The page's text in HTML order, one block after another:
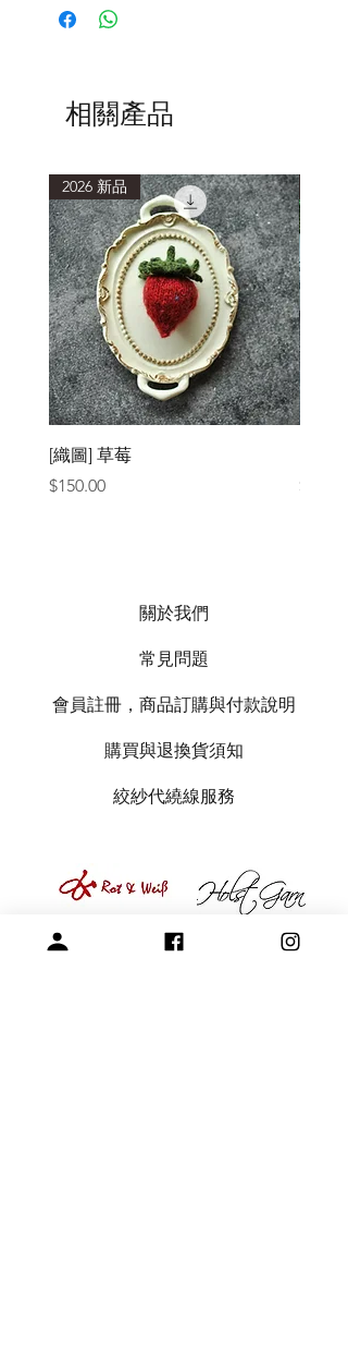
相關產品
2026 新品
[織圖] 草莓
價格
$150.00
價格
關於我們
常見問題
會員註冊，商品訂購與付款說明
購買與退換貨須知
絞紗代繞線服務